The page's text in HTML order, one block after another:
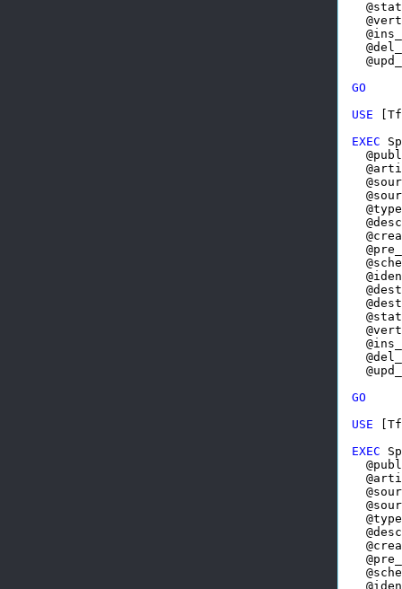
GO
USE
EXEC
GO
USE
EXEC